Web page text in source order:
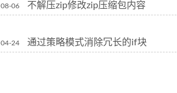
08-06 不解压zip修改zip压缩包内容
04-24 通过策略模式消除冗长的if块